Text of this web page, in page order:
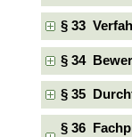
§ 33
§ 34
§ 35
§ 36